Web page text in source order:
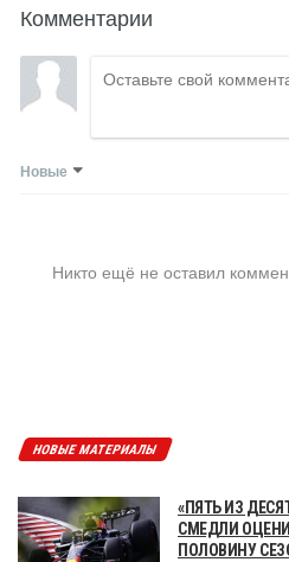
Комментарии
Новые
Никто ещё не оставил
НОВЫЕ МАТЕРИАЛЫ
«ПЯТЬ ИЗ
СМЕДЛИ
ПОЛОВИНУ